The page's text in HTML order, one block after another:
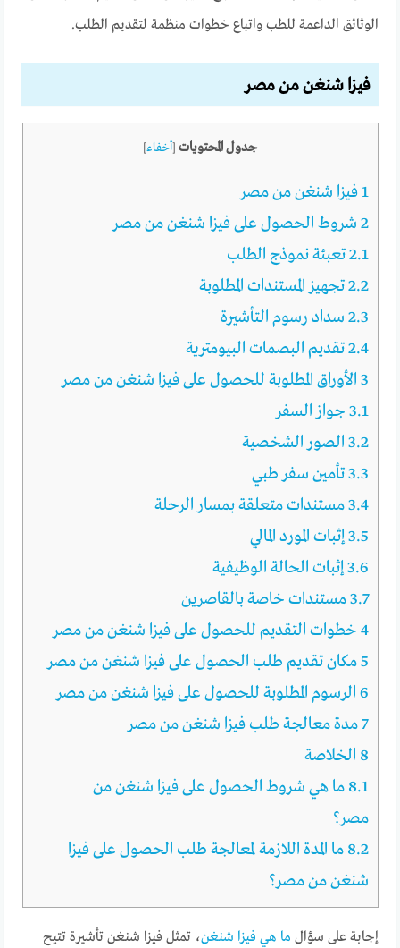
الوثائق الداعمة للطب واتباع خطوات منظمة لتقديم الطلب.
فيزا شنغن من مصر
جدول المحتويات [أخفاء]
1فيزا شنغن من مصر
2 شروط الحصول على فيزا شنغن من مصر
2.1تعبئة نموذج الطلب
2.2تجهيز المستندات المطلوبة
2.3 سداد رسوم التأشيرة
2.4تقديم البصمات البيومترية
3 الأوراق المطلوبة للحصول على فيزا شنغن من مصر
3.1 جواز السفر
3.2 الصور الشخصية
3.3تأمين سفر طبي
3.4مستندات متعلقة بمسار الرحلة
3.5إثبات المورد المالي
3.6إثبات الحالة الوظيفية
3.7مستندات خاصة بالقاصرين
4 خطوات التقديم للحصول على فيزا شنغن من مصر
5مكان تقديم طلب الحصول على فيزا شنغن من مصر
6 الرسوم المطلوبة للحصول على فيزا شنغن من مصر
7مدة معالجة طلب فيزا شنغن من مصر
8 الخلاصة
8.1 ما هي شروط الحصول على فيزا شنغن من
مصر؟
8.2 ما المدة اللازمة لمعالجة طلب الحصول على فيزا
شنغن من مصر؟
إجابة على سؤال ما هي فيزا شنغن، تمثل فيزا شنغن تأشيرة تتيح